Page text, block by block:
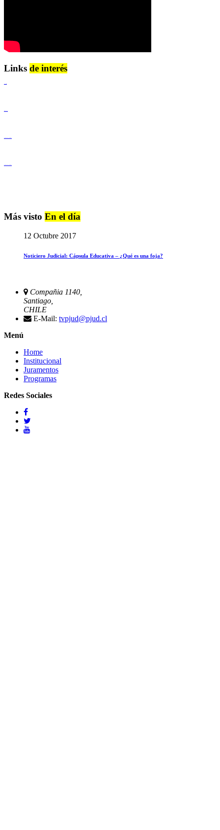
Links de interés
Más visto En el día
12 Octubre 2017
Noticiero Judicial: Cápsula Educativa – ¿Qué es una foja?
Compañia 1140,
Santiago,
CHILE
E-Mail: tvpjud@pjud.cl
Menú
Home
Institucional
Juramentos
Programas
Redes Sociales